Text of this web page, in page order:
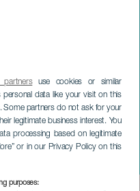
use cookies or similar
data like your visit on this
Some partners do not ask for your
legitimate business interest. You
processing based on legitimate
or in our Privacy Policy on this
purposes: